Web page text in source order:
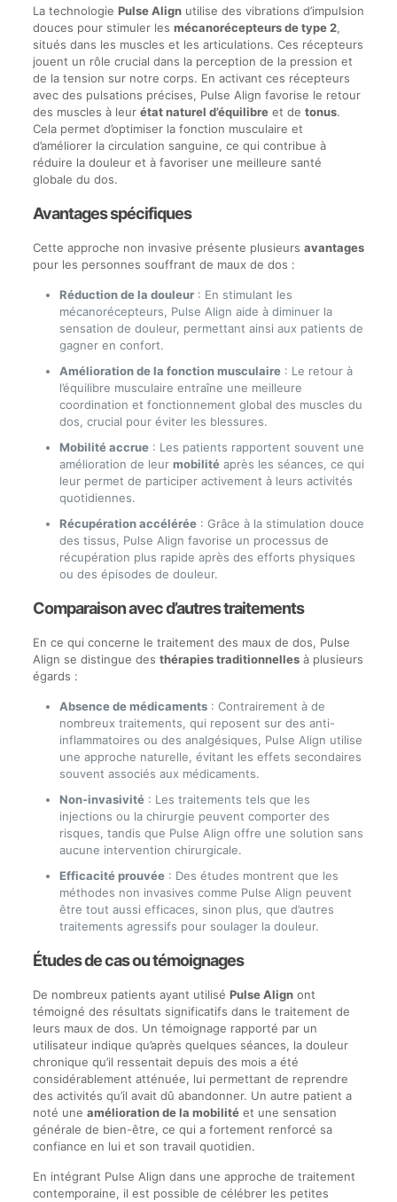
La technologie Pulse Alignutilise des vibrations d’impulsion
douces pour stimuler les mécanorécepteurs de type 2,
situés dans les muscles et les articulations. Ces récepteurs
jouent un rôle crucial dans la perception de la pression et
de la tension sur notre corps. En activant ces récepteurs
avec des pulsations précises, Pulse Align favorise le retour
des muscles à leur état naturel d’équilibreet de tonus.
Cela permet d’optimiser la fonction musculaire et
d’améliorer la circulation sanguine, ce qui contribue à
réduire la douleur et à favoriser une meilleure santé
globale du dos.
Avantages spécifiques
Cette approche non invasive présente plusieurs avantages
pour les personnes souffrant de maux de dos :
Réduction de la douleur: En stimulant les
mécanorécepteurs, Pulse Align aide à diminuer la
sensation de douleur, permettant ainsi aux patients de
gagner en confort.
Amélioration de la fonction musculaire: Le retour à
l’équilibre musculaire entraîne une meilleure
coordination et fonctionnement global des muscles du
dos, crucial pour éviter les blessures.
Mobilité accrue: Les patients rapportent souvent une
amélioration de leur mobilitéaprès les séances, ce qui
leur permet de participer activement à leurs activités
quotidiennes.
Récupération accélérée: Grâce à la stimulation douce
des tissus, Pulse Align favorise un processus de
récupération plus rapide après des efforts physiques
ou des épisodes de douleur.
Comparaison avec d’autres traitements
En ce qui concerne le traitement des maux de dos, Pulse
Align se distingue des thérapies traditionnellesà plusieurs
égards :
Absence de médicaments: Contrairement à de
nombreux traitements, qui reposent sur des anti-
inflammatoires ou des analgésiques, Pulse Align utilise
une approche naturelle, évitant les effets secondaires
souvent associés aux médicaments.
Non-invasivité: Les traitements tels que les
injections ou la chirurgie peuvent comporter des
risques, tandis que Pulse Align offre une solution sans
aucune intervention chirurgicale.
Efficacité prouvée: Des études montrent que les
méthodes non invasives comme Pulse Align peuvent
être tout aussi efficaces, sinon plus, que d’autres
traitements agressifs pour soulager la douleur.
Études de cas ou témoignages
De nombreux patients ayant utilisé Pulse Alignont
témoigné des résultats significatifs dans le traitement de
leurs maux de dos. Un témoignage rapporté par un
utilisateur indique qu’après quelques séances, la douleur
chronique qu’il ressentait depuis des mois a été
considérablement atténuée, lui permettant de reprendre
des activités qu’il avait dû abandonner. Un autre patient a
noté une amélioration de la mobilitéet une sensation
générale de bien-être, ce qui a fortement renforcé sa
confiance en lui et son travail quotidien.
En intégrant Pulse Align dans une approche de traitement
contemporaine, il est possible de célébrer les petites